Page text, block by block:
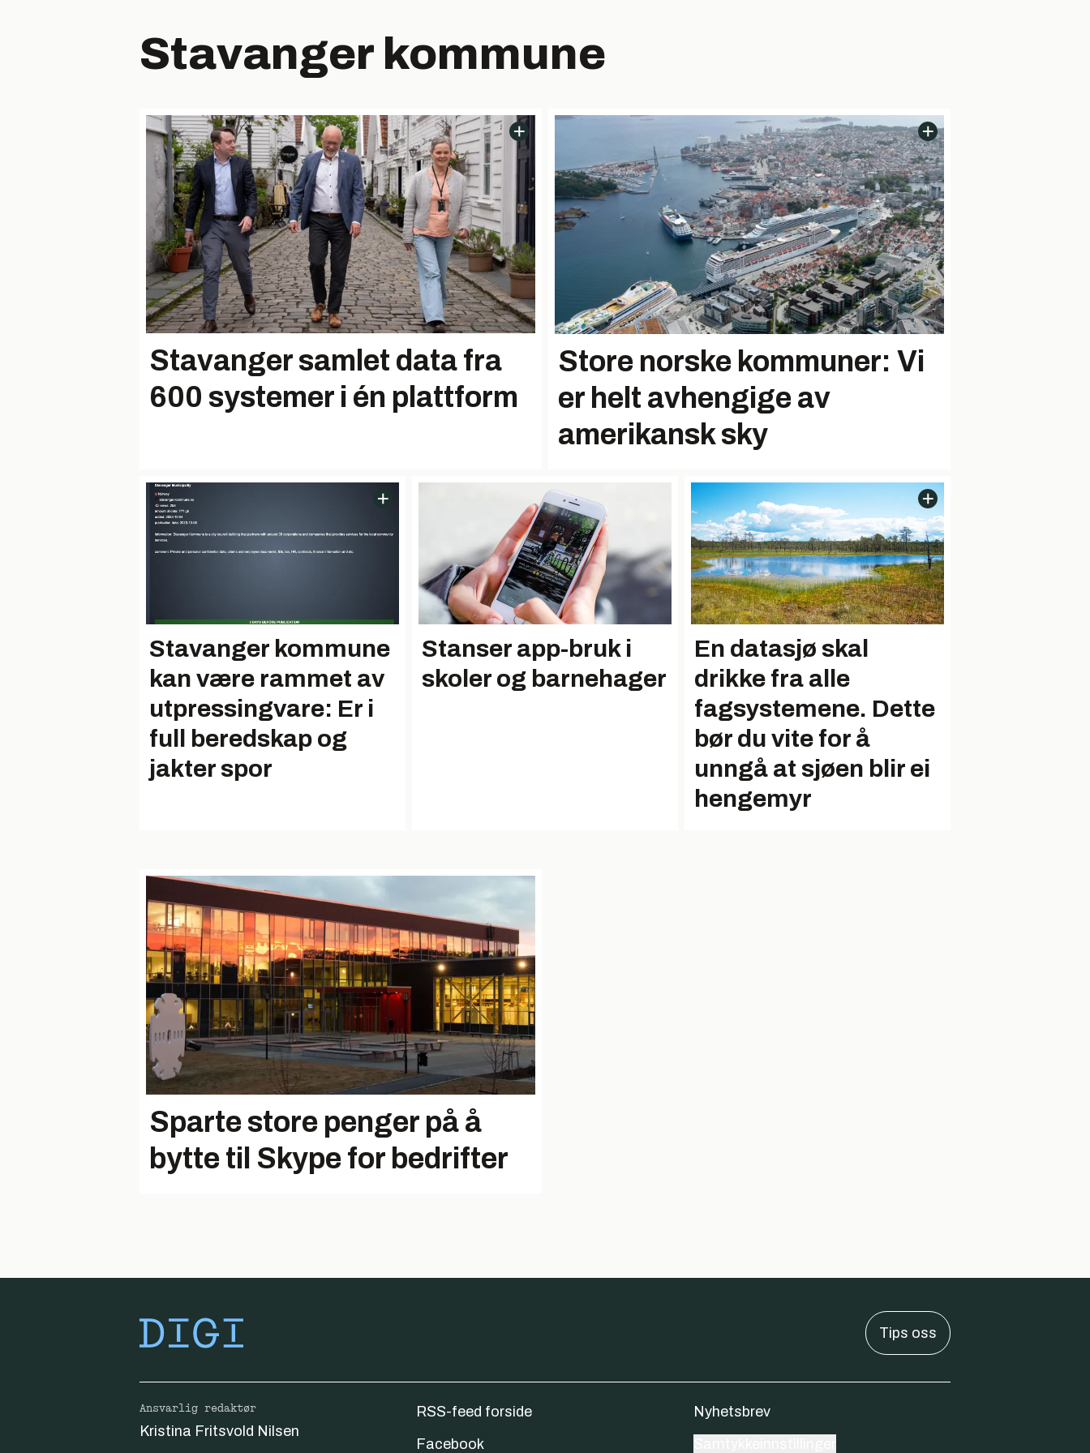
Stavanger kommune
Stavanger samlet data fra
600 systemer i én plattform
Store norske kommuner: Vi
er helt avhengige av
amerikansk sky
Stavanger kommune
kan være rammet av
utpressingvare: Er i
full beredskap og
jakter spor
Stanser app-bruk i
skoler og barnehager
En datasjø skal
drikke fra alle
fagsystemene. Dette
bør du vite for å
unngå at sjøen blir ei
hengemyr
Sparte store penger på å
bytte til Skype for bedrifter
Tips oss
Ansvarlig redaktør
Kristina Fritsvold Nilsen
RSS-feed forside
Facebook
Nyhetsbrev